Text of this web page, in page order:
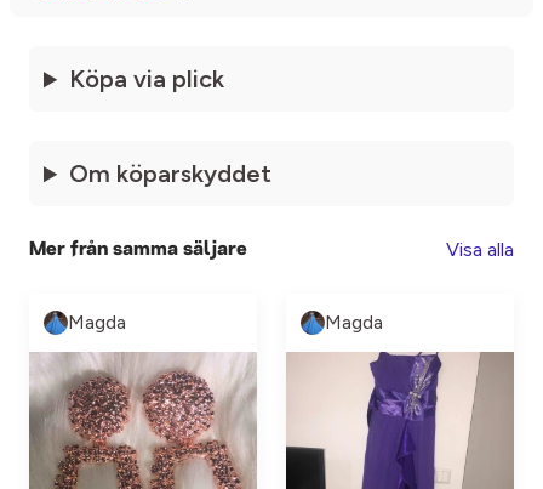
Köpa via plick
Om köparskyddet
Mer från samma säljare Visa alla
Magda Magda